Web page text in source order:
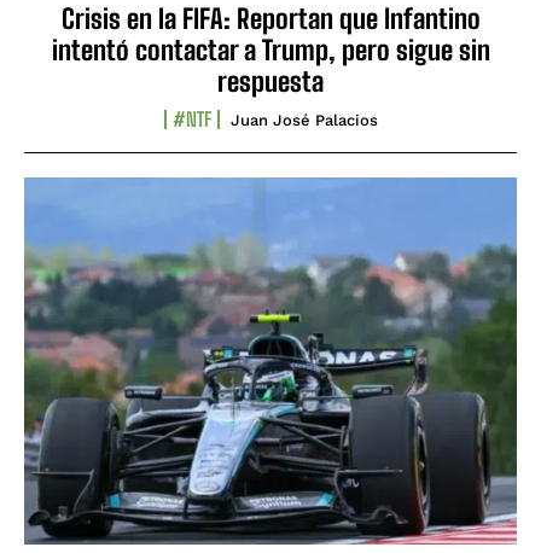
Crisis en la FIFA: Reportan que Infantino
intentó contactar a Trump, pero sigue sin
respuesta
#NTF Juan José Palacios